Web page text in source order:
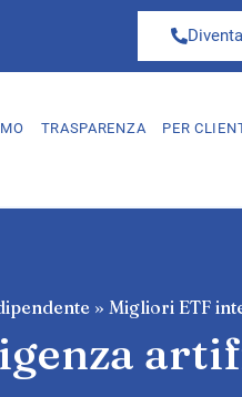
TRASPARENZA PER
» Migliori ETF